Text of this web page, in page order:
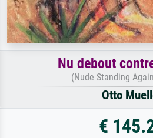
Nu debout
(Nude Standing
Otto
€